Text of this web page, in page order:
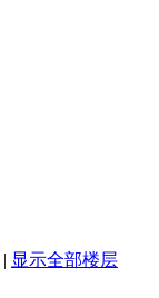
| 显示全部楼层